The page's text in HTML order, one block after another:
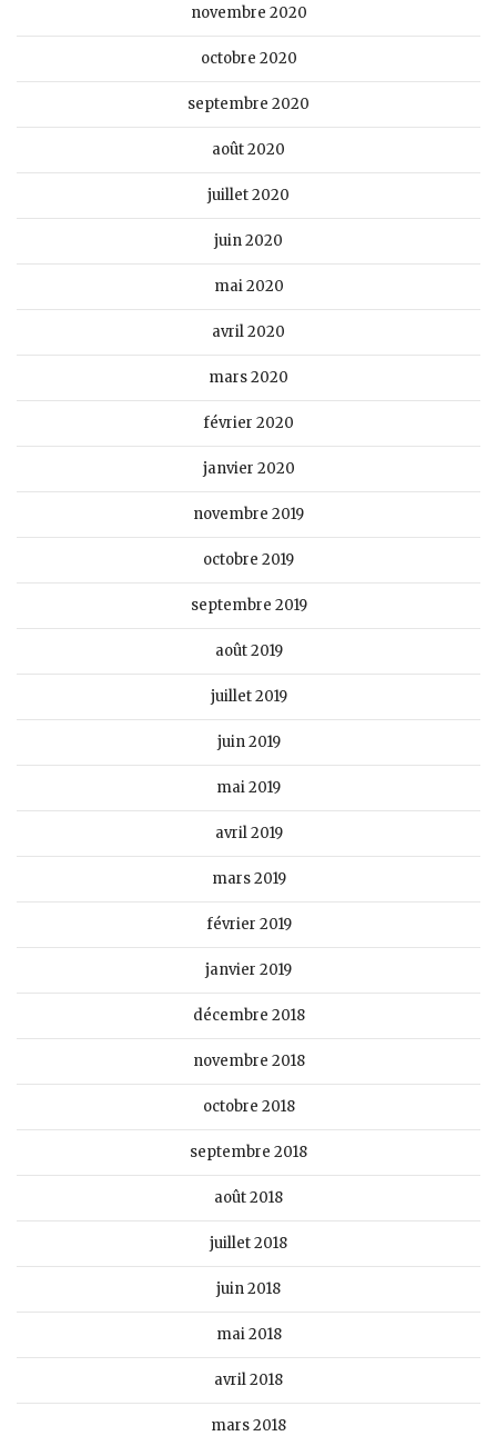
novembre 2020
octobre 2020
septembre 2020
août 2020
juillet 2020
juin 2020
mai 2020
avril 2020
mars 2020
février 2020
janvier 2020
novembre 2019
octobre 2019
septembre 2019
août 2019
juillet 2019
juin 2019
mai 2019
avril 2019
mars 2019
février 2019
janvier 2019
décembre 2018
novembre 2018
octobre 2018
septembre 2018
août 2018
juillet 2018
juin 2018
mai 2018
avril 2018
mars 2018